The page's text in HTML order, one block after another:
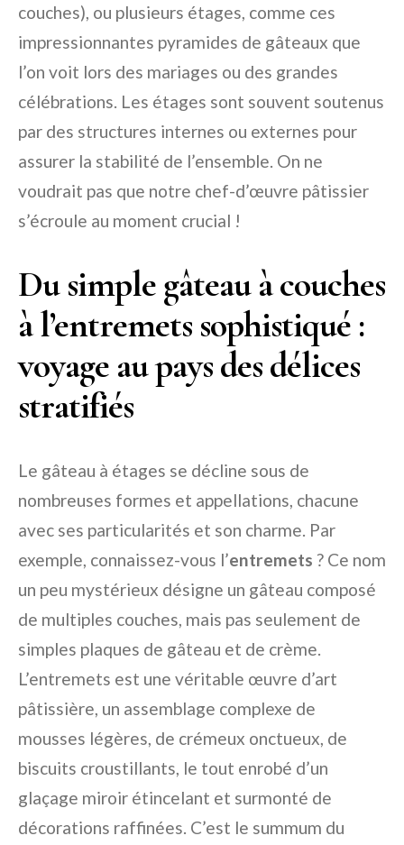
couches), ou plusieurs étages, comme ces
impressionnantes pyramides de gâteaux que
l’on voit lors des mariages ou des grandes
célébrations. Les étages sont souvent soutenus
par des structures internes ou externes pour
assurer la stabilité de l’ensemble. On ne
voudrait pas que notre chef-d’œuvre pâtissier
s’écroule au moment crucial !
Du simple gâteau à couches
à l’entremets sophistiqué :
voyage au pays des délices
stratifiés
Le gâteau à étages se décline sous de
nombreuses formes et appellations, chacune
avec ses particularités et son charme. Par
exemple, connaissez-vous l’entremets ? Ce nom
un peu mystérieux désigne un gâteau composé
de multiples couches, mais pas seulement de
simples plaques de gâteau et de crème.
L’entremets est une véritable œuvre d’art
pâtissière, un assemblage complexe de
mousses légères, de crémeux onctueux, de
biscuits croustillants, le tout enrobé d’un
glaçage miroir étincelant et surmonté de
décorations raffinées. C’est le summum du